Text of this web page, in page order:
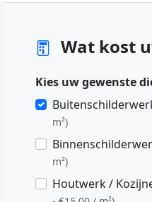
Wat kost
Kies uw gewenste
m²)
m²)
Houtwerk /